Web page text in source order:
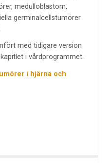
medulloblastom,
germinalcellstumörer
med tidigare version
i vårdprogrammet.
i hjärna och